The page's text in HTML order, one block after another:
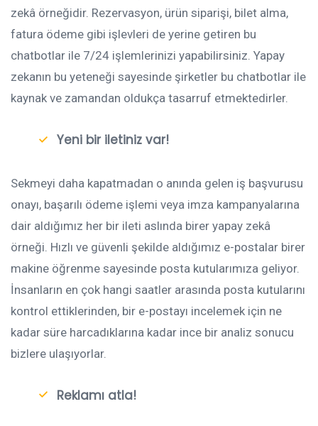
zekâ örneğidir. Rezervasyon, ürün siparişi, bilet alma,
fatura ödeme gibi işlevleri de yerine getiren bu
chatbotlar ile 7/24 işlemlerinizi yapabilirsiniz. Yapay
zekanın bu yeteneği sayesinde şirketler bu chatbotlar ile
kaynak ve zamandan oldukça tasarruf etmektedirler.
Yeni bir iletiniz var!
Sekmeyi daha kapatmadan o anında gelen iş başvurusu
onayı, başarılı ödeme işlemi veya imza kampanyalarına
dair aldığımız her bir ileti aslında birer yapay zekâ
örneği. Hızlı ve güvenli şekilde aldığımız e-postalar birer
makine öğrenme sayesinde posta kutularımıza geliyor.
İnsanların en çok hangi saatler arasında posta kutularını
kontrol ettiklerinden, bir e-postayı incelemek için ne
kadar süre harcadıklarına kadar ince bir analiz sonucu
bizlere ulaşıyorlar.
Reklamı atla!